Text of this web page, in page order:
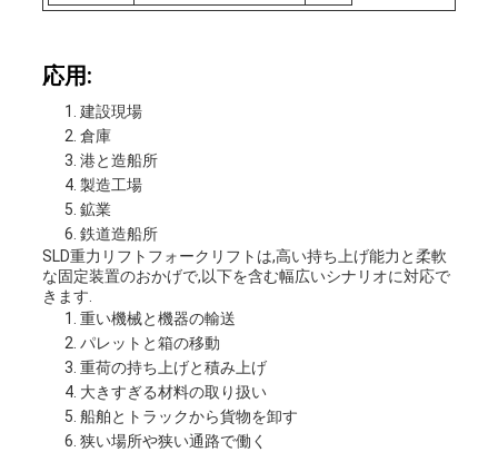
応用:
建設現場
倉庫
港と造船所
製造工場
鉱業
鉄道造船所
SLD重力リフトフォークリフトは,高い持ち上げ能力と柔軟
な固定装置のおかげで,以下を含む幅広いシナリオに対応で
きます.
重い機械と機器の輸送
パレットと箱の移動
重荷の持ち上げと積み上げ
大きすぎる材料の取り扱い
船舶とトラックから貨物を卸す
狭い場所や狭い通路で働く